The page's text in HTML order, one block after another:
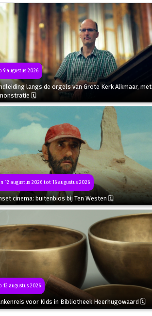
9 augustus 2026
langs de orgels van Grote Kerk Alkmaar, met
🗓
12 augustus 2026 tot 16 augustus 2026
cinema: buitenbios bij Ten Westen 🗓
13 augustus 2026
voor Kids in Bibliotheek Heerhugowaard 🗓